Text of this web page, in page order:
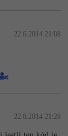
22.6.2014 21:08
22.6.2014 21:28